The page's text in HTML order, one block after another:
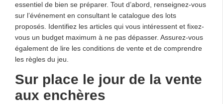
essentiel de bien se préparer. Tout d’abord, renseignez-vous
sur l’événement en consultant le catalogue des lots
proposés. Identifiez les articles qui vous intéressent et fixez-
vous un budget maximum à ne pas dépasser. Assurez-vous
également de lire les conditions de vente et de comprendre
les règles du jeu.
Sur place le jour de la vente
aux enchères